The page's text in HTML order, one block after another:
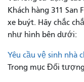
Khách hàng 311 San
xe buýt. Hãy chắc
như hình bên dưới:
Yêu cầu vệ sinh nhà
Trong mục Đối